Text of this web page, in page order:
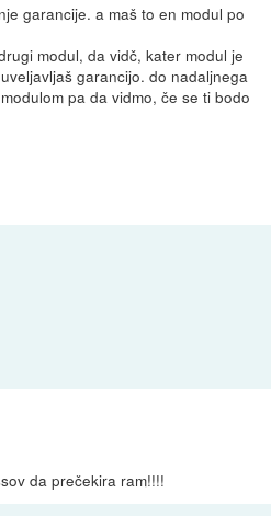
garancije. a maš to en modul po
modul, da vidč, kater modul je
garancijo. do nadaljnega
pa da vidmo, če se ti bodo
da prečekira ram!!!!